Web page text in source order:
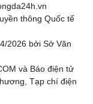
thông Quốc tế
2026 bởi Sở Văn
và Báo điện tử
Tạp chí điện